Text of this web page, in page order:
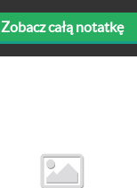
Zobacz całą notatkę